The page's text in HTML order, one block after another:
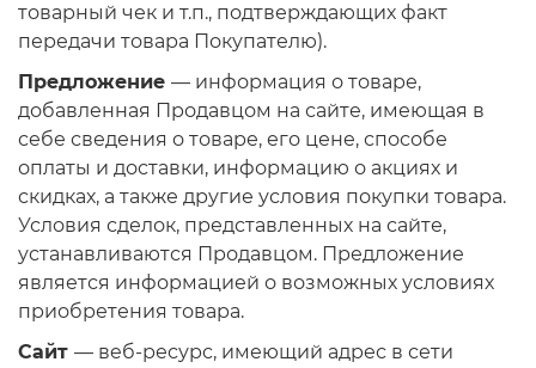
товарный чек и т.п., подтверждающих факт
передачи товара Покупателю).
Предложение — информация о товаре,
добавленная Продавцом на сайте, имеющая в
себе сведения о товаре, его цене, способе
оплаты и доставки, информацию о акциях и
скидках, а также другие условия покупки товара.
Условия сделок, представленных на сайте,
устанавливаются Продавцом. Предложение
является информацией о возможных условиях
приобретения товара.
Сайт — вeб-ресурс, имеющий адрес в сети